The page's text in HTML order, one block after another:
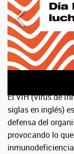
El VIH (Virus de
siglas en inglés)
defensa del
provocando lo